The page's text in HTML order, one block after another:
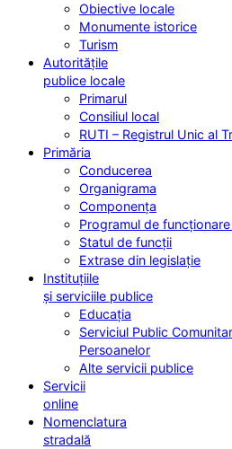
Obiective locale
Monumente istorice
Turism
Autoritățile
publice locale
Primarul
Consiliul local
RUTI – Registrul Unic al
Primăria
Conducerea
Organigrama
Componența
Programul de
Statul de funcții
Extrase din legislație
Instituțiile
și serviciile publice
Educația
Serviciul Public
Persoanelor
Alte servicii publice
Servicii
online
Nomenclatura
stradală